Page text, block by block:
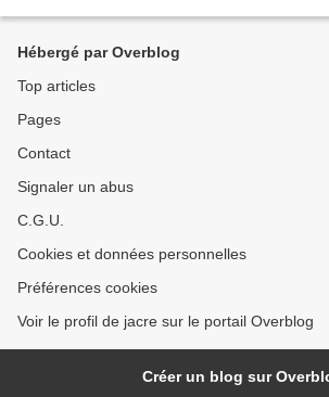
Hébergé par Overblog
Top articles
Pages
Contact
Signaler un abus
C.G.U.
Cookies et données personnelles
Préférences cookies
Voir le profil de jacre sur le portail Overblog
Créer un blog sur